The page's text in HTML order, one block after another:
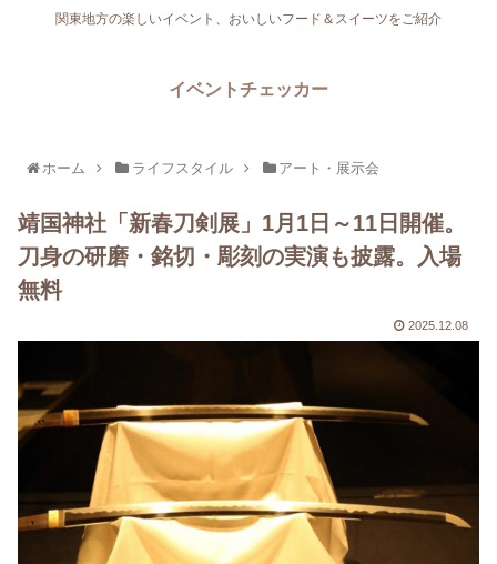
関東地方の楽しいイベント、おいしいフード＆スイーツをご紹介
イベントチェッカー
ホーム ライフスタイル アート・展示会
靖国神社「新春刀剣展」1月1日～11日開催。
刀身の研磨・銘切・彫刻の実演も披露。入場
無料
2025.12.08